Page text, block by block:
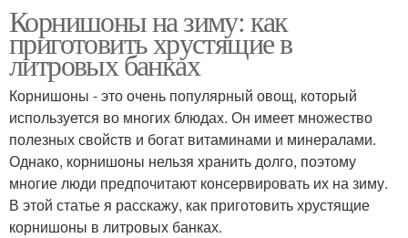
корнишоны
Корнишоны на зиму: как
приготовить хрустящие в
литровых банках
Корнишоны - это очень популярный овощ, который
используется во многих блюдах. Он имеет множество
полезных свойств и богат витаминами и минералами.
Однако, корнишоны нельзя хранить долго, поэтому
многие люди предпочитают консервировать их на зиму.
В этой статье я расскажу, как приготовить хрустящие
корнишоны в литровых банках.